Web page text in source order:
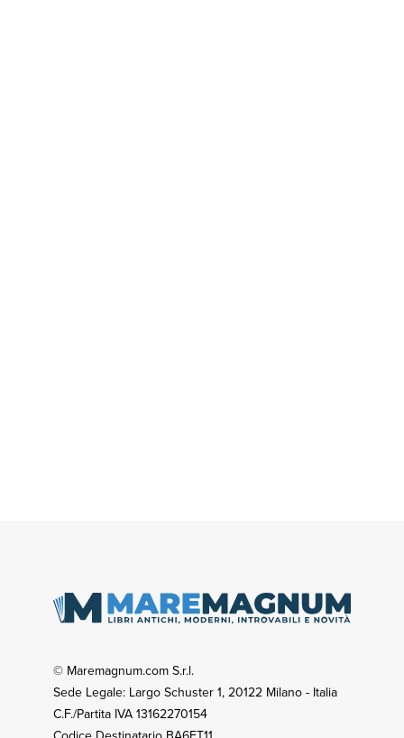
© Maremagnum.com S.r.l.
Sede Legale: Largo Schuster 1, 20122 Milano - Italia
C.F./Partita IVA 13162270154